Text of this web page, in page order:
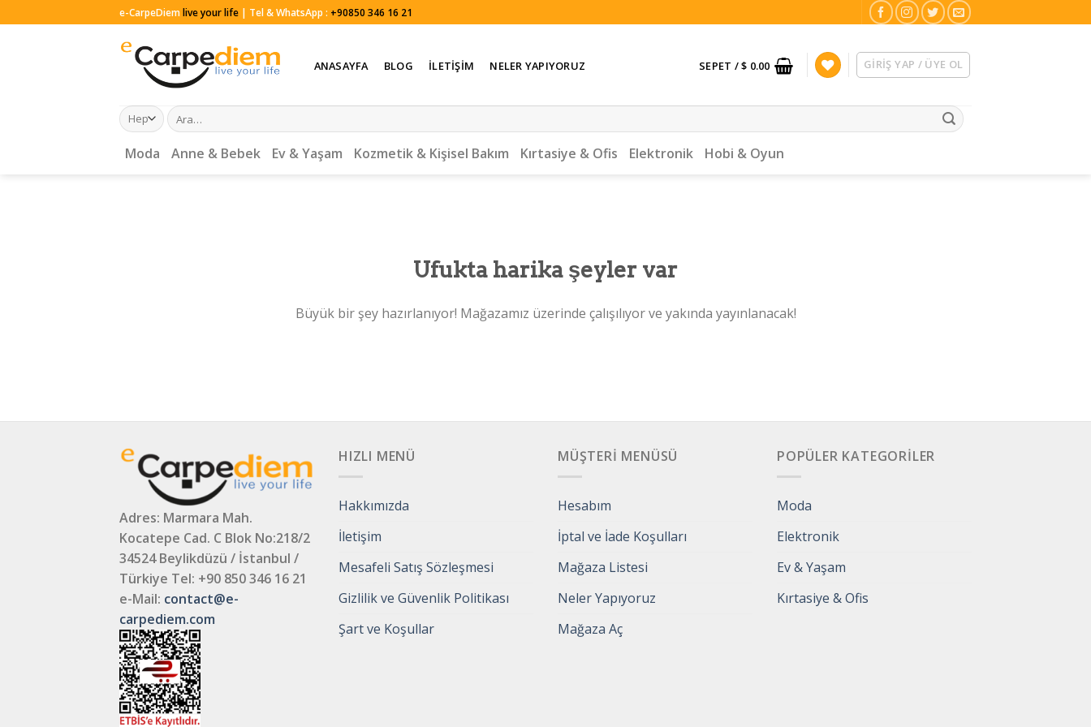
to
e-CarpeDiemlive your life | Tel & WhatsApp : +90850 346 16 21
ANASAYFA BLOG İLETIŞIM NELER YAPIYORUZ SEPET /$ 0.00 GIRIŞ YAP / ÜYE OL
Ara:
Moda Anne & Bebek Ev & Yaşam Kozmetik & Kişisel Bakım Kırtasiye & Ofis Elektronik Hobi & Oyun
Ufukta harika şeyler var
Büyük bir şey hazırlanıyor! Mağazamız üzerinde çalışılıyor ve yakında yayınlanacak!
Adres: Marmara Mah.
Kocatepe Cad. C Blok No:218/2
34524 Beylikdüzü / İstanbul /
Türkiye Tel: +90 850 346 16 21
e-Mail: contact@e-
carpediem.com
HIZLI MENÜ
Hakkımızda
İletişim
Mesafeli Satış Sözleşmesi
Gizlilik ve Güvenlik Politikası
Şart ve Koşullar
MÜŞTERI MENÜSÜ
Hesabım
İptal ve İade Koşulları
Mağaza Listesi
Neler Yapıyoruz
Mağaza Aç
POPÜLER KATEGORILER
Moda
Elektronik
Ev & Yaşam
Kırtasiye & Ofis